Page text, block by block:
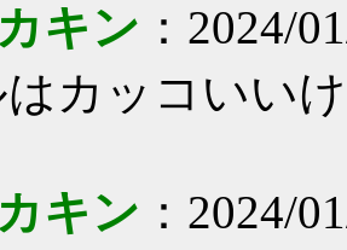
キン ：2024/
はカッコいい
キン ：2024/